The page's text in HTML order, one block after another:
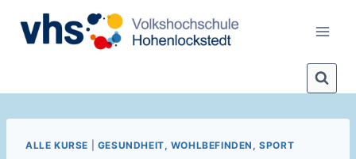
Inhalt
ALLE KURSE GESUNDHEIT, WOHLBEFINDEN, SPORT